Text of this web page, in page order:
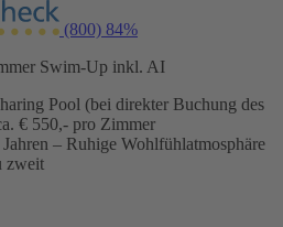
(800) 84%
Swim-Up inkl. AI
Pool (bei direkter Buchung des
€ 550,- pro Zimmer
– Ruhige Wohlfühlatmosphäre
zweit